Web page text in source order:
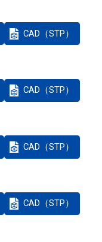
CAD（STP）
CAD（STP）
CAD（STP）
CAD（STP）